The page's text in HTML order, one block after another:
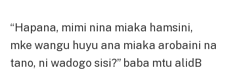
“Hapana, mimi nina miaka hamsini,
mke wangu huyu ana miaka arobaini na
tano, ni wadogo sisi?” baba mtu alidB